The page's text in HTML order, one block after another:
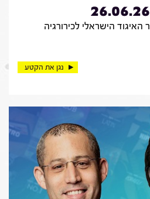
האיגוד הישראלי לכירורגיה
נגן את הקטע